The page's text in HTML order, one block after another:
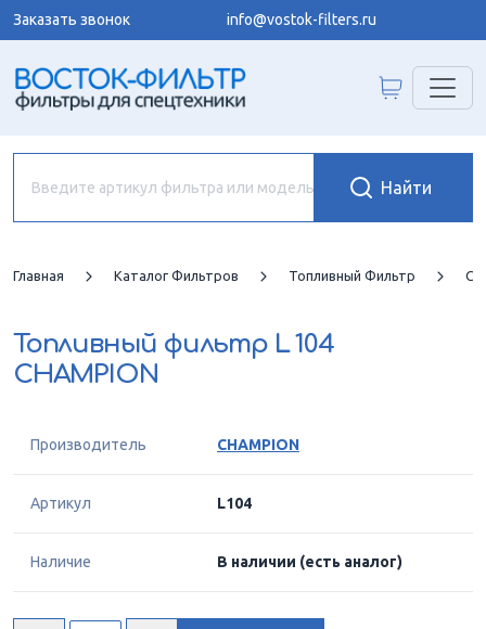
Заказать звонок info@vostok-filters.ru
Главная Каталог Фильтров Топливный Фильтр
Топливный фильтр L 104
CHAMPION
Производитель CHAMPION
Артикул L104
Наличие В наличии (есть аналог)